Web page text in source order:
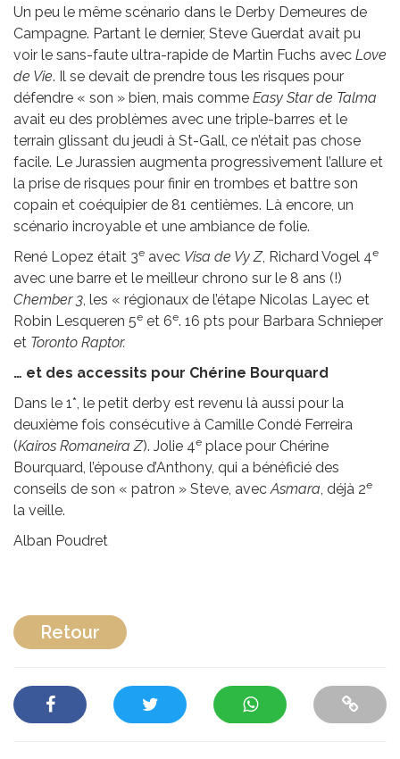
Un peu le même scénario dans le Derby Demeures de
Campagne. Partant le dernier, Steve Guerdat avait pu
voir le sans-faute ultra-rapide de Martin Fuchs avec Love
de Vie. Il se devait de prendre tous les risques pour
défendre « son » bien, mais comme Easy Star de Talma
avait eu des problèmes avec une triple-barres et le
terrain glissant du jeudi à St-Gall, ce n’était pas chose
facile. Le Jurassien augmenta progressivement l’allure et
la prise de risques pour finir en trombes et battre son
copain et coéquipier de 81 centièmes. Là encore, un
scénario incroyable et une ambiance de folie.
René Lopez était 3e avec Visa de Vy Z, Richard Vogel 4e
avec une barre et le meilleur chrono sur le 8 ans (!)
Chember 3, les « régionaux de l’étape Nicolas Layec et
Robin Lesqueren 5e et 6e. 16 pts pour Barbara Schnieper
et Toronto Raptor.
… et des accessits pour Chérine Bourquard
Dans le 1*, le petit derby est revenu là aussi pour la
deuxième fois consécutive à Camille Condé Ferreira
(Kairos Romaneira Z). Jolie 4e place pour Chérine
Bourquard, l’épouse d’Anthony, qui a bénéficié des
conseils de son « patron » Steve, avecAsmara, déjà 2e
la veille.
Alban Poudret
Retour